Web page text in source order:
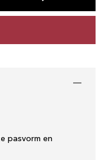
pasvorm en